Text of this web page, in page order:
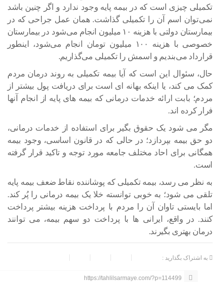
تکمیلی چیزی است که در بیمه پایه وجود ندارد و اگر چنین باشد
نمی‌توان اسم آن را تکمیلی گذاشت. همان عمل جراحی که در
بیمارستان دولتی با هزینه ۱۰ میلیون انجام می‌شود در بیمارستان
خصوصی با هزینه ۱۰۰ میلیون تومان انجام می‌شود، اینطور
قرارداد می‌بندیم و اسمش را تکمیلی می‌گذاریم.
حال، سئوال این است که آیا بیمه تکمیلی به روند درمان مردم
کمک می کند، یا اینکه بهانه ای است برای دریافت پول بیشتر از
مردم؛ بابت ارائه خدمات درمانی که بیمه های پایه از انجام آنها
فرار کرده اند.
مگر می شود یک حقوق بگیر برای استفاده از خدمات درمانی،
دو حق بیمه بپردازد؛ در حالی که در قانون اساسی، وجود بیمه
همگانی برای احاد مختلف جامعه مورد توجه و تاکید قرار گرفته
است.
به نظر می رسد، بیمه تکمیلی که پوشاننده نقاط ضعف بیمه پایه
تلقی می شود؛ به خوبی توانسته خلا یک بیمه درمانی را پُر کند.‌
اما بایستی تاوان آن را مردم با پرداخت هزینه بیشتر پرداخت
کنند. در واقع، ایرانی ها با پرداخت دو سهم بیمه، می توانند
درمان بهتری بگیرند.
به اشتراک بگذارید :
https://tahlilsarmaye.com/?p=114499